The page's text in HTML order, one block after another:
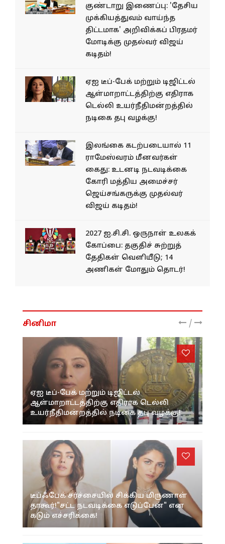
குண்டாறு இணைப்பு: 'தேசிய
முக்கியத்துவம் வாய்ந்த
திட்டமாக' அறிவிக்கப் பிரதமர்
மோடிக்கு முதல்வர் விஜய்
கடிதம்!
ஏஐ டீப்-பேக் மற்றும் டிஜிட்டல்
ஆள்மாறாட்டத்திற்கு எதிராக
டெல்லி உயர்நீதிமன்றத்தில்
நடிகை தபு வழக்கு!
இலங்கை கடற்படையால் 11
ராமேஸ்வரம் மீனவர்கள்
கைது: உடனடி நடவடிக்கை
கோரி மத்திய அமைச்சர்
ஜெய்சங்கருக்கு முதல்வர்
விஜய் கடிதம்!
2027 ஐ.சி.சி. ஒருநாள் உலகக்
கோப்பை: தகுதிச் சுற்றுத்
தேதிகள் வெளியீடு; 14
அணிகள் மோதும் தொடர்!
சினிமா /
ஏஐ டீப்-பேக் மற்றும் டிஜிட்டல்
ஆள்மாறாட்டத்திற்கு எதிராக டெல்லி
உயர்நீதிமன்றத்தில் நடிகை தபு வழக்கு!
டீப்ஃபேக் சர்ச்சையில் சிக்கிய மிருணாள்
தாகூர்!"சட்ட நடவடிக்கை எடுப்பேன்" என
கடும் எச்சரிக்கை!